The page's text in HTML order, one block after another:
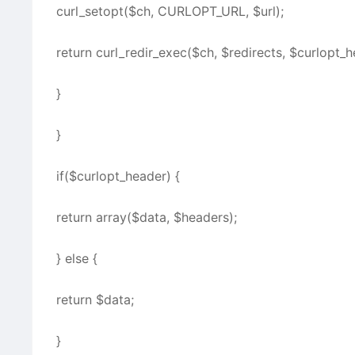
curl_setopt($ch, CURLOPT_URL, $url);
return curl_redir_exec($ch, $redirects,
}
}
if($curlopt_header) {
return array($data, $headers);
} else {
return $data;
}